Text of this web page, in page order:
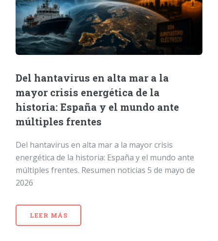
Del hantavirus en alta mar a la
mayor crisis energética de la
historia: España y el mundo ante
múltiples frentes
Del hantavirus en alta mar a la mayor crisis
energética de la historia: España y el mundo ante
múltiples frentes. Resumen noticias 5 de mayo de
2026
LEER MÁS